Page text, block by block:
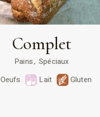
Complet
Pains Spéciaux
Oeufs
Lait Gluten